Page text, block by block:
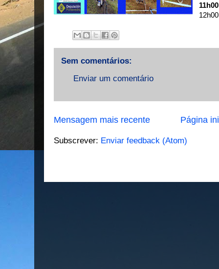
Sem comentários:
Enviar um comentário
Mensagem mais recente Página
Subscrever: Enviar feedback (Atom)